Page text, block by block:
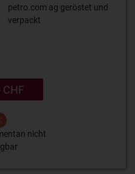
petro.com ag geröstet und
verpackt
CHF
nicht